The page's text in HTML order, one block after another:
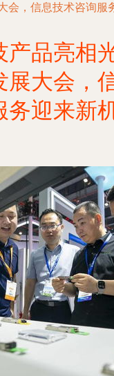
会，信息技术咨询服
产品亮相
展大会，
务迎来新